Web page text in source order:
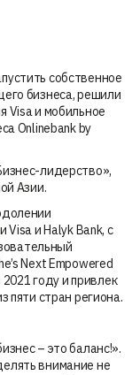
собственное
бизнеса, решили
Visa и мобильное
Onlinebank by
лидерство»,
Азии.
и Halyk Bank, с
Next Empowered
году и привлек
пяти стран региона.
– это баланс!».
внимание не